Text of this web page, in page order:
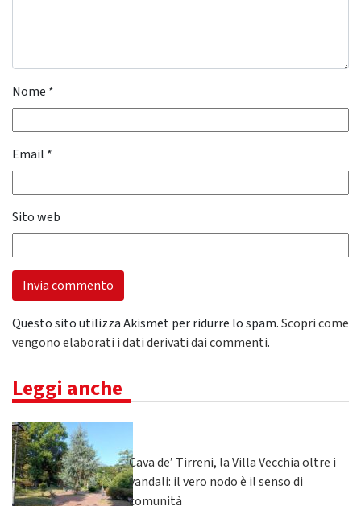
Nome *
Email *
Sito web
Questo sito utilizza Akismet per ridurre lo spam.Scopri come
vengono elaborati i dati derivati dai commenti.
Leggi anche
Cava de’ Tirreni, la Villa Vecchia oltre i
vandali: il vero nodo è il senso di
comunità